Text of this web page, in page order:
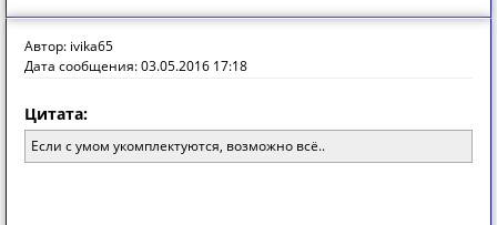
Автор: ivika65
Дата сообщения: 03.05.2016 17:18
Цитата:
Если с умом укомплектуются, возможно всё..